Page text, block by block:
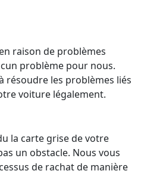
raison de problèmes
problème pour nous.
résoudre les problèmes liés
voiture légalement.
la carte grise de votre
un obstacle. Nous vous
de rachat de manière